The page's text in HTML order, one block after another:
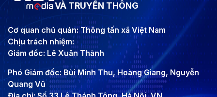
VÀ TRUYỀN THÔNG
Cơ quan chủ quản: Thông tấn xã Việt Nam
Chịu trách nhiệm:
Giám đốc: Lê Xuân Thành
Phó Giám đốc: Bùi Minh Thu, Hoàng Giang, Nguyễn
Quang Vũ